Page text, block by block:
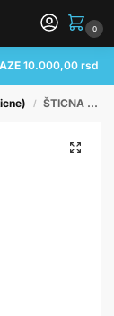
0
10.000,00 rsd
/ ŠTICNA PRO LT SEATPOST 30.9MM / 20MM OFFSET